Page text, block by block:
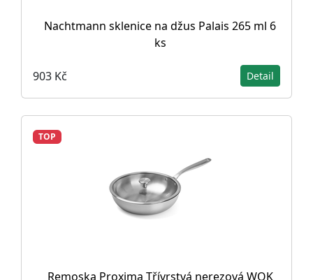
Nachtmann sklenice na džus Palais 265 ml 6
ks
903 Kč Detail
TOP
Remoska Proxima Třívrstvá nerezová WOK